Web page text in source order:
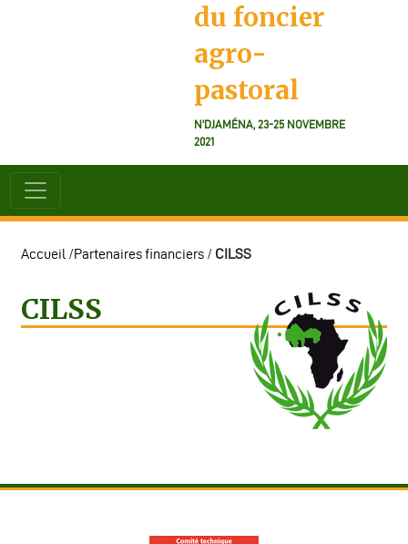
du foncier
agro-
pastoral
N'DJAMÉNA, 23-25 NOVEMBRE
2021
Accueil /Partenaires financiers / CILSS
CILSS